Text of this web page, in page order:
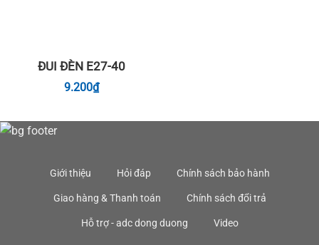
ĐUI ĐÈN E27-40
9.200₫
Giới thiệu Hỏi đáp Chính sách bảo hành
Giao hàng & Thanh toán Chính sách đổi trả
Hỗ trợ - adc dong duong Video